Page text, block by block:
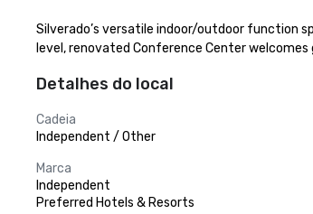
Silverado’s versatile indoor/outdoor function
level, renovated Conference Center
Detalhes do local
Cadeia
Independent / Other
Marca
Independent
Preferred Hotels & Resorts